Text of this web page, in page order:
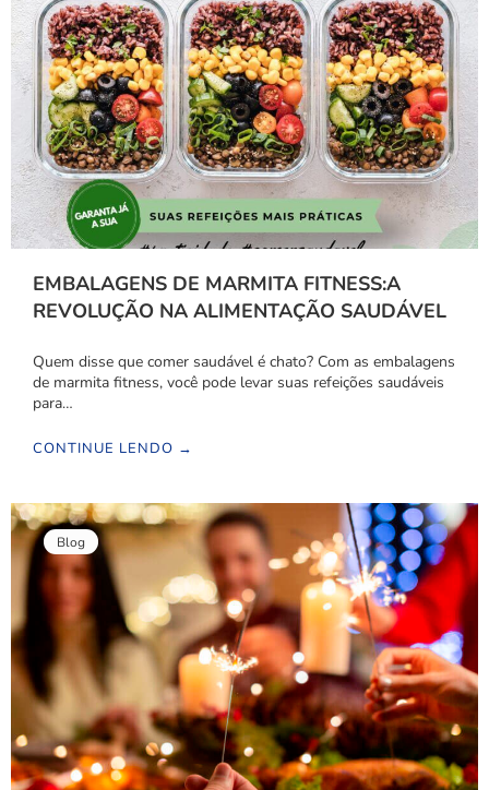
EMBALAGENS DE MARMITA FITNESS:A
REVOLUÇÃO NA ALIMENTAÇÃO SAUDÁVEL
Quem disse que comer saudável é chato? Com as embalagens
de marmita fitness, você pode levar suas refeições saudáveis
para…
CONTINUE LENDO →
Blog